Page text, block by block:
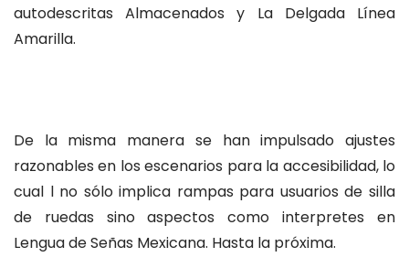
autodescritas Almacenados y La Delgada Línea
Amarilla.
De la misma manera se han impulsado ajustes
razonables en los escenarios para la accesibilidad, lo
cual l no sólo implica rampas para usuarios de silla
de ruedas sino aspectos como interpretes en
Lengua de Señas Mexicana. Hasta la próxima.